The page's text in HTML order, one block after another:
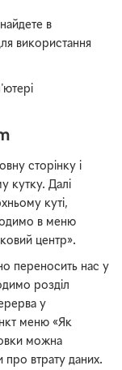
в
використання
сторінку і
кутку. Далі
куті,
в меню
центр».
переносить нас у
розділ
у
меню «Як
можна
втрату даних.